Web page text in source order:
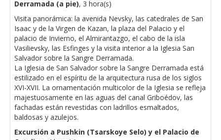
Derramada (a pie), 3 hora(s)
Visita panorámica: la avenida Nevsky, las catedrales de San
Isaac y de la Virgen de Kazan, la plaza del Palacio y el
palacio de Invierno, el Almirantazgo, el cabo de la isla
Vasilievsky, las Esfinges y la visita interior a la Iglesia San
Salvador sobre la Sangre Derramada.
La Iglesia de San Salvador sobre la Sangre Derramada está
estilizado en el espíritu de la arquitectura rusa de los siglos
XVI-XVII. La ornamentación multicolor de la Iglesia se refleja
majestuosamente en las aguas del canal Griboédov, las
fachadas están revestidas con ladrillos esmaltados,
baldosas y azulejos.
Excursión a Pushkin (Tsarskoye Selo) y el Palacio de